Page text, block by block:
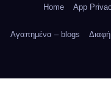
Home App
Αγαπημένα – blogs